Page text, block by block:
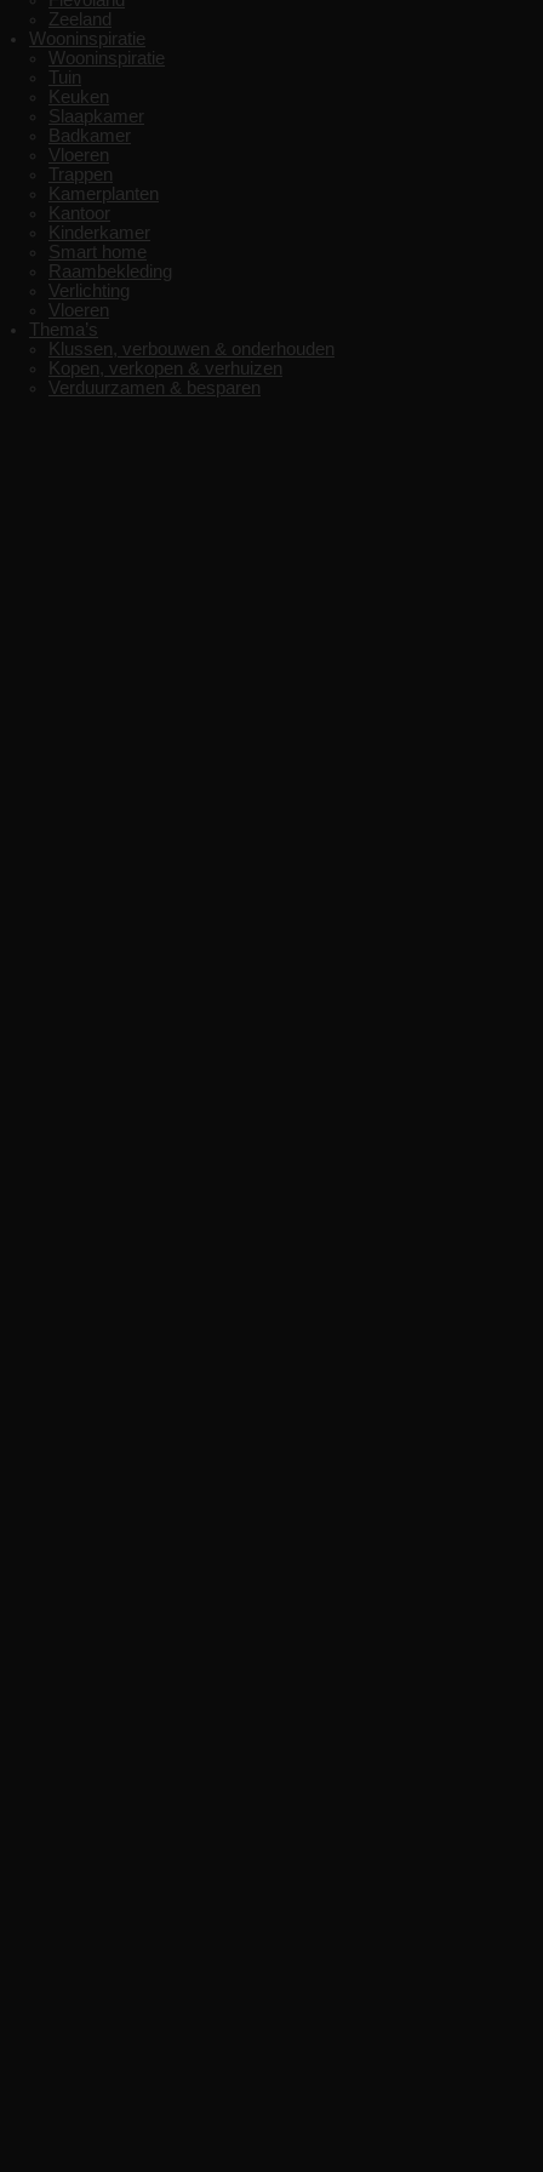
Zeeland
Wooninspiratie
Wooninspiratie
Tuin
Keuken
Slaapkamer
Badkamer
Vloeren
Trappen
Kamerplanten
Kantoor
Kinderkamer
Smart home
Raambekleding
Verlichting
Vloeren
Thema’s
Klussen, verbouwen & onderhouden
Kopen, verkopen & verhuizen
Verduurzamen & besparen